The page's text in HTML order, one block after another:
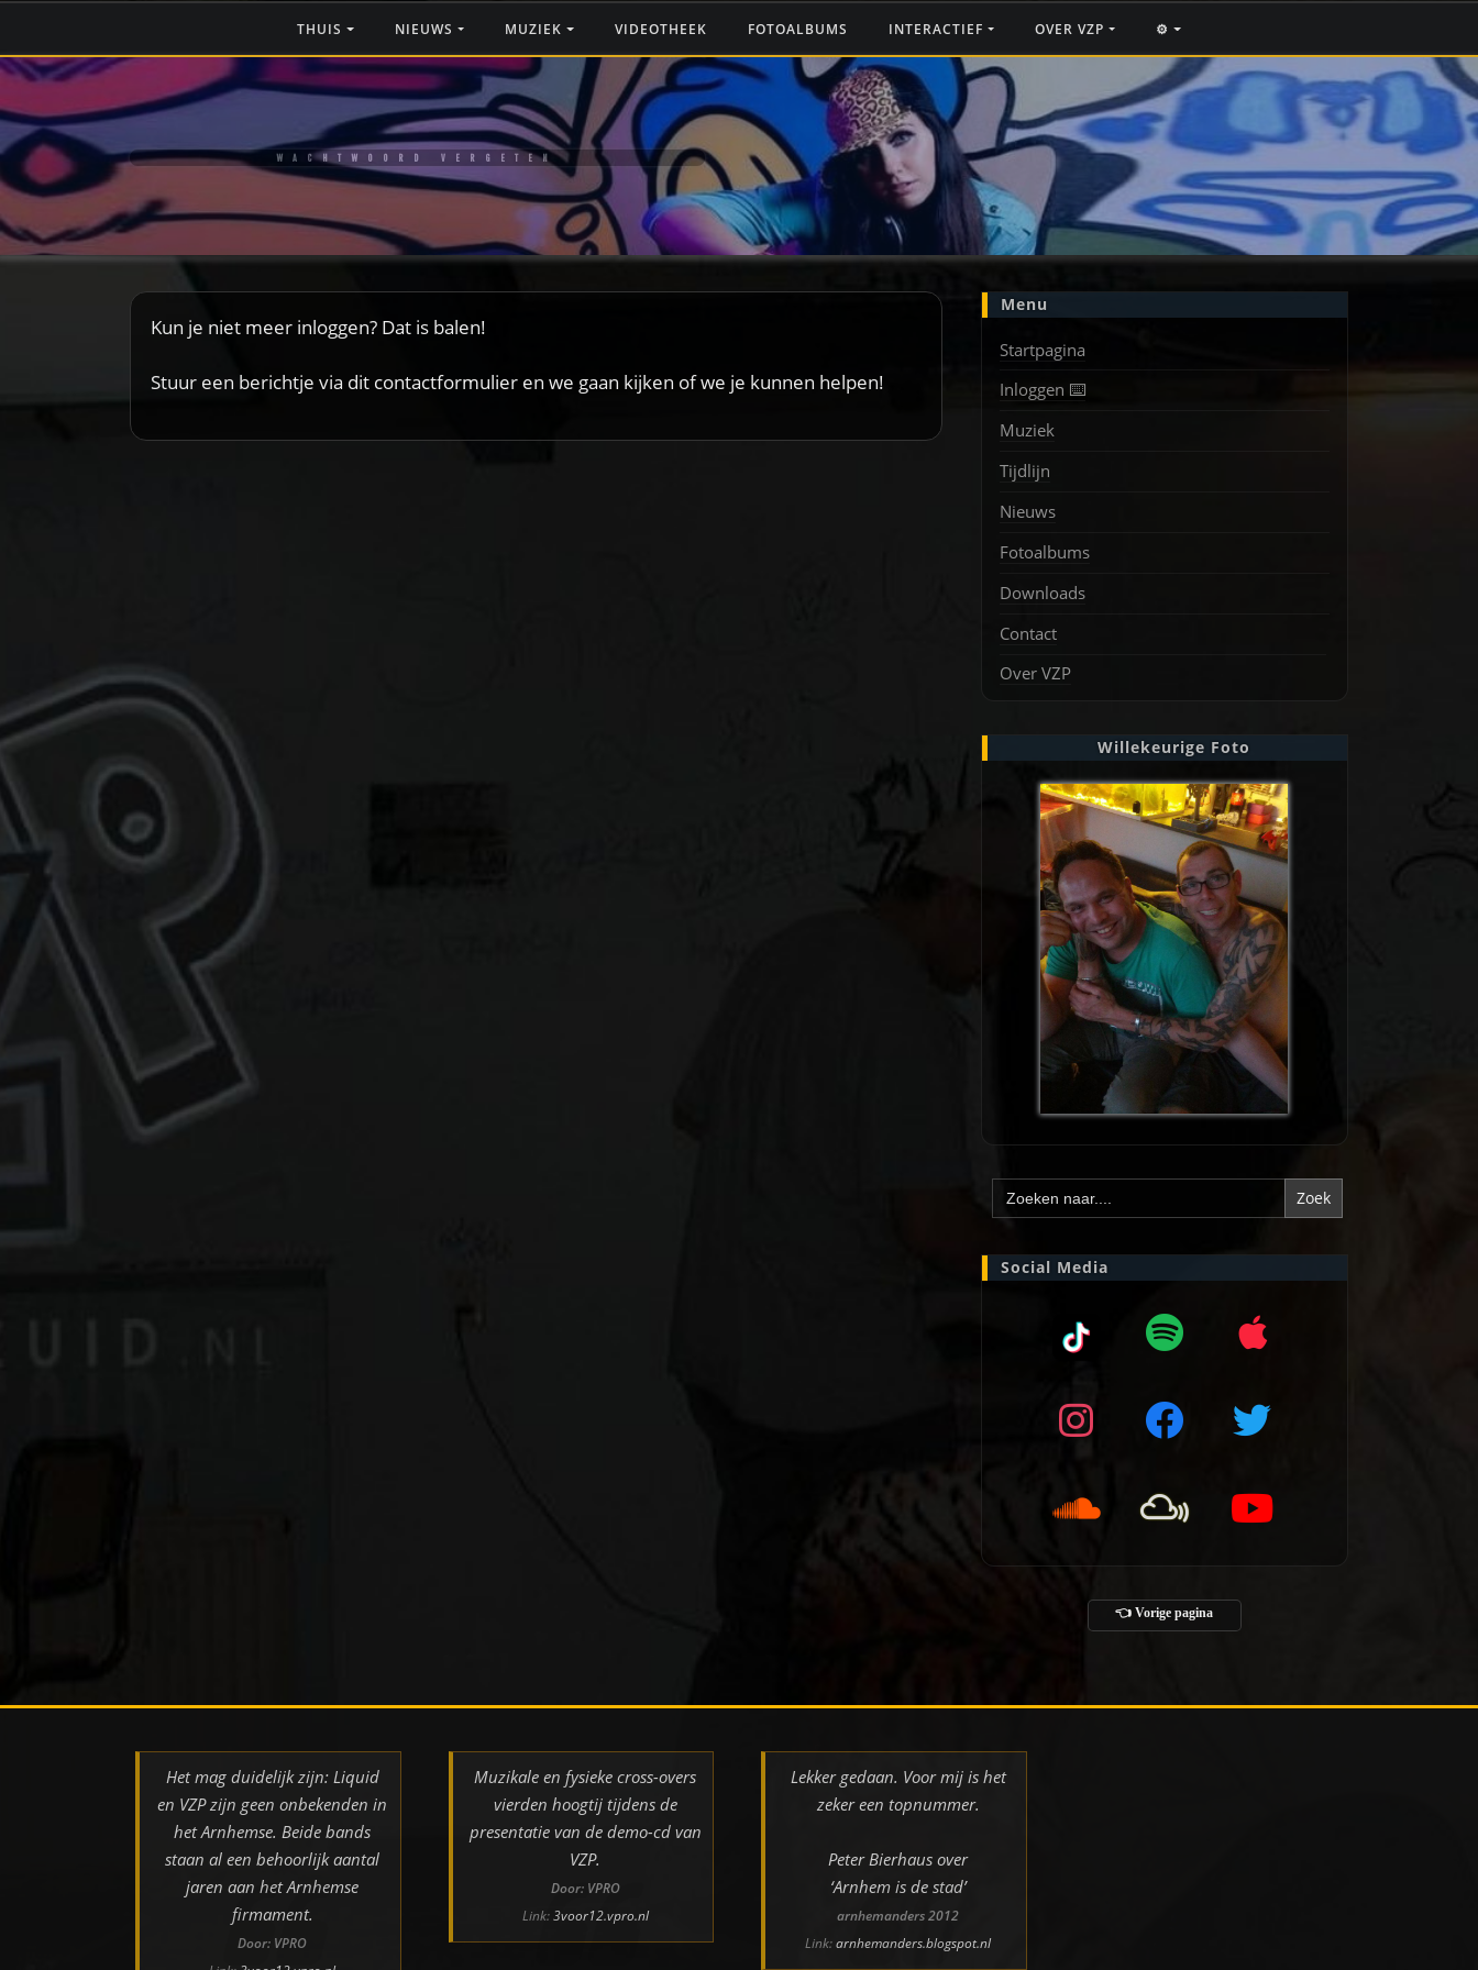
de
inhoud
THUIS NIEUWS MUZIEK VIDEOTHEEK FOTOALBUMS INTERACTIEF OVER VZP ⚙️
WACHTWOORD VERGETEN
Kun je niet meer inloggen? Dat is balen!
Stuur een berichtje via dit contactformulier en we gaan kijken of we je kunnen helpen!
Menu
Startpagina
Inloggen ⌨️
Muziek
Tijdlijn
Nieuws
Fotoalbums
Downloads
Contact
Over VZP
Willekeurige Foto
Zoek
naar:
Social Media
👈 Vorige pagina
Het mag duidelijk zijn: Liquid
en VZP zijn geen onbekenden in
het Arnhemse. Beide bands
staan al een behoorlijk aantal
jaren aan het Arnhemse
firmament.
Door: VPRO
Muzikale en fysieke cross-overs
vierden hoogtij tijdens de
presentatie van de demo-cd van
VZP.
Door: VPRO
Link:3voor12.vpro.nl
Lekker gedaan. Voor mij is het
zeker een topnummer.
Peter Bierhaus over
‘Arnhem is de stad’
arnhemanders 2012
Link:arnhemanders.blogspot.nl